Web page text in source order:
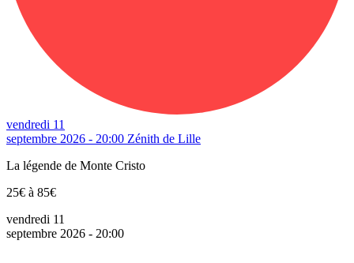
vendredi 11
septembre 2026 - 20:00 Zénith de Lille
La légende de Monte Cristo
25€ à 85€
vendredi 11
septembre 2026 - 20:00